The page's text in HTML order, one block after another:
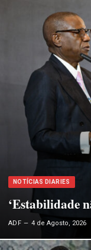
NOTÍCIAS DIARIES
‘Estabilidade
ADF 4 de Agosto, 2026